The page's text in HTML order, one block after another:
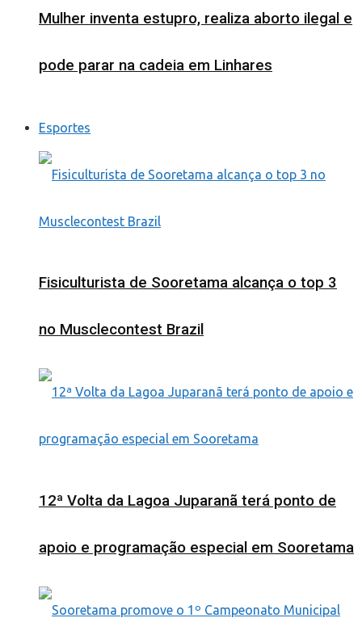
Mulher inventa estupro, realiza aborto ilegal e
pode parar na cadeia em Linhares
Esportes
Fisiculturista de Sooretama alcança o top 3
no Musclecontest Brazil
12ª Volta da Lagoa Juparanã terá ponto de
apoio e programação especial em Sooretama